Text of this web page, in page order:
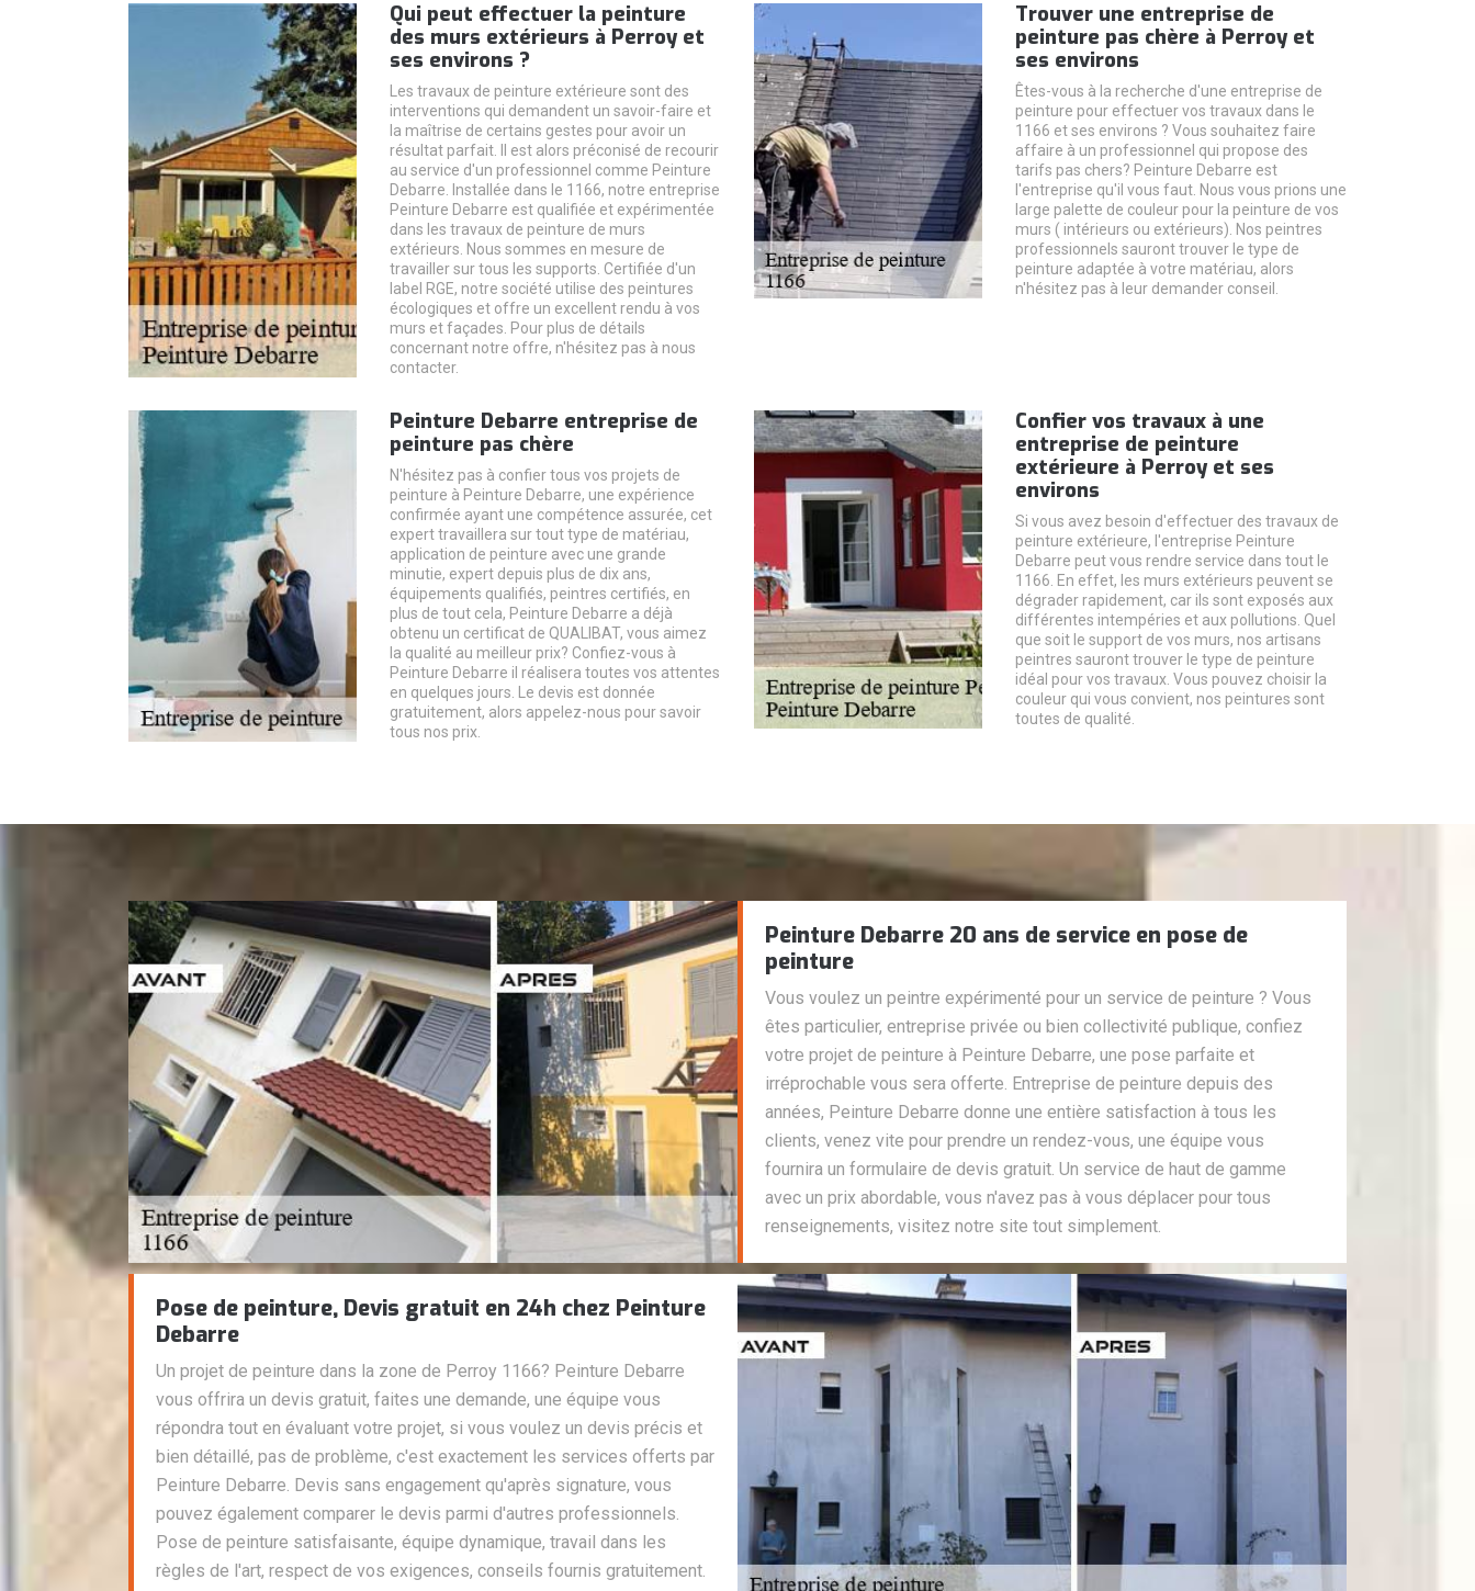
Qui peut effectuer la peinture
des murs extérieurs à Perroy et
ses environs ?
Les travaux de peinture extérieure sont des
interventions qui demandent un savoir-faire et
la maîtrise de certains gestes pour avoir un
résultat parfait. Il est alors préconisé de recourir
au service d'un professionnel comme Peinture
Debarre. Installée dans le 1166, notre entreprise
Peinture Debarre est qualifiée et expérimentée
dans les travaux de peinture de murs
extérieurs. Nous sommes en mesure de
travailler sur tous les supports. Certifiée d'un
label RGE, notre société utilise des peintures
écologiques et offre un excellent rendu à vos
murs et façades. Pour plus de détails
concernant notre offre, n'hésitez pas à nous
contacter.
Trouver une entreprise de
peinture pas chère à Perroy et
ses environs
Êtes-vous à la recherche d'une entreprise de
peinture pour effectuer vos travaux dans le
1166 et ses environs ? Vous souhaitez faire
affaire à un professionnel qui propose des
tarifs pas chers? Peinture Debarre est
l'entreprise qu'il vous faut. Nous vous prions une
large palette de couleur pour la peinture de vos
murs ( intérieurs ou extérieurs). Nos peintres
professionnels sauront trouver le type de
peinture adaptée à votre matériau, alors
n'hésitez pas à leur demander conseil.
Peinture Debarre entreprise de
peinture pas chère
N'hésitez pas à confier tous vos projets de
peinture à Peinture Debarre, une expérience
confirmée ayant une compétence assurée, cet
expert travaillera sur tout type de matériau,
application de peinture avec une grande
minutie, expert depuis plus de dix ans,
équipements qualifiés, peintres certifiés, en
plus de tout cela, Peinture Debarre a déjà
obtenu un certificat de QUALIBAT, vous aimez
la qualité au meilleur prix? Confiez-vous à
Peinture Debarre il réalisera toutes vos attentes
en quelques jours. Le devis est donnée
gratuitement, alors appelez-nous pour savoir
tous nos prix.
Confier vos travaux à une
entreprise de peinture
extérieure à Perroy et ses
environs
Si vous avez besoin d'effectuer des travaux de
peinture extérieure, l'entreprise Peinture
Debarre peut vous rendre service dans tout le
1166. En effet, les murs extérieurs peuvent se
dégrader rapidement, car ils sont exposés aux
différentes intempéries et aux pollutions. Quel
que soit le support de vos murs, nos artisans
peintres sauront trouver le type de peinture
idéal pour vos travaux. Vous pouvez choisir la
couleur qui vous convient, nos peintures sont
toutes de qualité.
Peinture Debarre 20 ans de service en pose de
peinture
Vous voulez un peintre expérimenté pour un service de peinture ? Vous
êtes particulier, entreprise privée ou bien collectivité publique, confiez
votre projet de peinture à Peinture Debarre, une pose parfaite et
irréprochable vous sera offerte. Entreprise de peinture depuis des
années, Peinture Debarre donne une entière satisfaction à tous les
clients, venez vite pour prendre un rendez-vous, une équipe vous
fournira un formulaire de devis gratuit. Un service de haut de gamme
avec un prix abordable, vous n'avez pas à vous déplacer pour tous
renseignements, visitez notre site tout simplement.
Pose de peinture, Devis gratuit en 24h chez Peinture
Debarre
Un projet de peinture dans la zone de Perroy 1166? Peinture Debarre
vous offrira un devis gratuit, faites une demande, une équipe vous
répondra tout en évaluant votre projet, si vous voulez un devis précis et
bien détaillé, pas de problème, c'est exactement les services offerts par
Peinture Debarre. Devis sans engagement qu'après signature, vous
pouvez également comparer le devis parmi d'autres professionnels.
Pose de peinture satisfaisante, équipe dynamique, travail dans les
règles de l'art, respect de vos exigences, conseils fournis gratuitement.